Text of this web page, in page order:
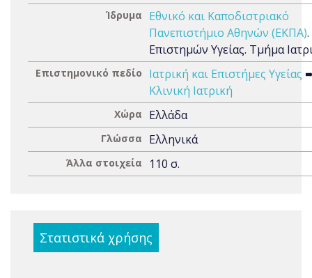
Ίδρυμα
Εθνικό και Καποδιστριακό
Πανεπιστήμιο Αθηνών (ΕΚΠΑ)
Επιστημών Υγείας. Τμήμα
Επιστημονικό πεδίο Ιατρική και Επιστήμες Υγείας
Κλινική Ιατρική
Χώρα Ελλάδα
Γλώσσα Ελληνικά
Άλλα στοιχεία 110 σ.
Στατιστικά χρήσης